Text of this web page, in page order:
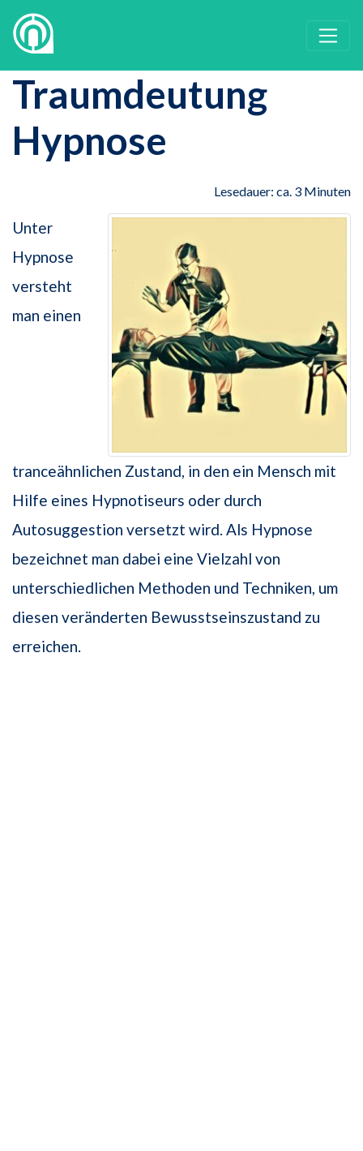
Traumdeutung
Hypnose
Lesedauer: ca. 3 Minuten
Unter
Hypnose
versteht
man einen
tranceähnlichen Zustand, in den ein Mensch mit
Hilfe eines Hypnotiseurs oder durch
Autosuggestion versetzt wird. Als Hypnose
bezeichnet man dabei eine Vielzahl von
unterschiedlichen Methoden und Techniken, um
diesen veränderten Bewusstseinszustand zu
erreichen.